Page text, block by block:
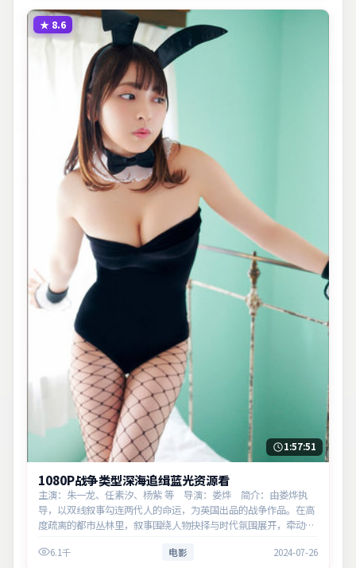
★ 8.6
1:57:51
1080P战争类型深海追缉蓝光资源看
主演：朱一龙、任素汐、杨紫 等 导演：娄烨 简介：由娄烨执
导，以双线叙事勾连两代人的命运，为英国出品的战争作品。在高
度疏离的都市丛林里，叙事围绕人物抉择与时代氛围展开，牵动两
现实意义。
6.1千 电影 2024-07-26